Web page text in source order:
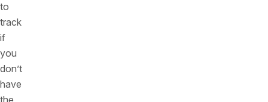
to
track
if
you
don’t
have
the